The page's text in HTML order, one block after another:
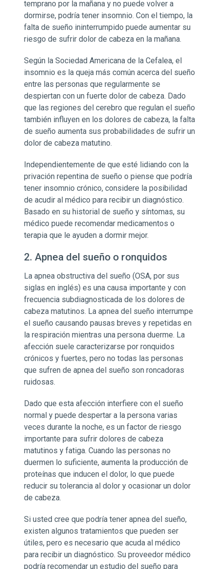
temprano por la mañana y no puede volver a
dormirse, podría tener insomnio. Con el tiempo, la
falta de sueño ininterrumpido puede aumentar su
riesgo de sufrir dolor de cabeza en la mañana.
Según la Sociedad Americana de la Cefalea, el
insomnio es la queja más común acerca del sueño
entre las personas que regularmente se
despiertan con un fuerte dolor de cabeza. Dado
que las regiones del cerebro que regulan el sueño
también influyen en los dolores de cabeza, la falta
de sueño aumenta sus probabilidades de sufrir un
dolor de cabeza matutino.
Independientemente de que esté lidiando con la
privación repentina de sueño o piense que podría
tener insomnio crónico, considere la posibilidad
de acudir al médico para recibir un diagnóstico.
Basado en su historial de sueño y síntomas, su
médico puede recomendar medicamentos o
terapia que le ayuden a dormir mejor.
2. Apnea del sueño o ronquidos
La apnea obstructiva del sueño (OSA, por sus
siglas en inglés) es una causa importante y con
frecuencia subdiagnosticada de los dolores de
cabeza matutinos. La apnea del sueño interrumpe
el sueño causando pausas breves y repetidas en
la respiración mientras una persona duerme. La
afección suele caracterizarse por ronquidos
crónicos y fuertes, pero no todas las personas
que sufren de apnea del sueño son roncadoras
ruidosas.
Dado que esta afección interfiere con el sueño
normal y puede despertar a la persona varias
veces durante la noche, es un factor de riesgo
importante para sufrir dolores de cabeza
matutinos y fatiga. Cuando las personas no
duermen lo suficiente, aumenta la producción de
proteínas que inducen el dolor, lo que puede
reducir su tolerancia al dolor y ocasionar un dolor
de cabeza.
Si usted cree que podría tener apnea del sueño,
existen algunos tratamientos que pueden ser
útiles, pero es necesario que acuda al médico
para recibir un diagnóstico. Su proveedor médico
podría recomendar un estudio del sueño para